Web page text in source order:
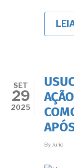
SET
29
2025
ByJulio